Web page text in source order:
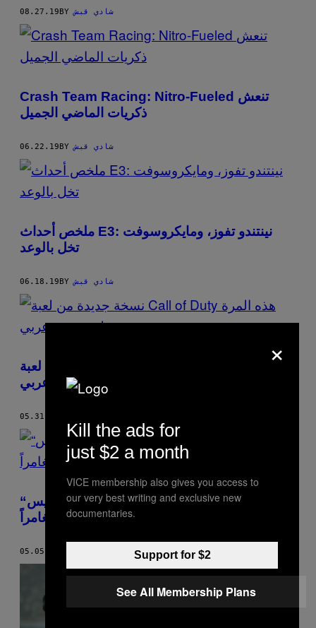
08.27.19BYشادي قبش
Crash Team Racing: Nitro-Fueled تنعش
ذكريات الماضي الجميل
06.22.19BYشادي قبش
ملخص أحداث E3: نينتندو تفوز، ومايكروسوفت
تخل بالوعد
06.18.19BYشادي قبش
نسخة جديدة من لعبة Call of Duty هذه المرة
بمنظور جندي عربي
05.31.19
“المحقق بيكاتشو”.. لطيف، ظريف، لكنه ليس
مغامراً
05.05.19
×
Kill the ads for
just $2 a month
VICE membership also gives you access to
our very best writing and exclusive new
documentaries.
Support for $2
See All Membership Plans